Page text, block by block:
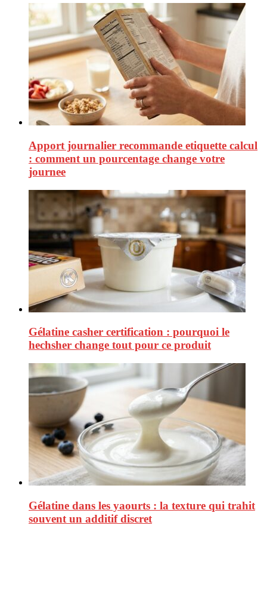
Apport journalier recommande etiquette calcul
: comment un pourcentage change votre
journee
Gélatine casher certification : pourquoi le
hechsher change tout pour ce produit
Gélatine dans les yaourts : la texture qui trahit
souvent un additif discret